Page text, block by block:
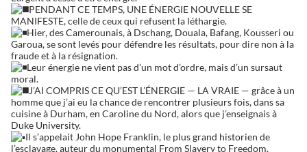
PENDANT CE TEMPS, UNE ÉNERGIE NOUVELLE SE
MANIFESTE, celle de ceux qui refusent la léthargie.
Hier, des Camerounais, à Dschang, Douala, Bafang, Kousseri ou
Garoua, se sont levés pour défendre les résultats, pour dire non à la
fraude et à la résignation.
Leur énergie ne vient pas d’un mot d’ordre, mais d’un sursaut
moral.
J’AI COMPRIS CE QU’EST L’ÉNERGIE — LA VRAIE — grâce à un
homme que j’ai eu la chance de rencontrer plusieurs fois, dans sa
cuisine à Durham, en Caroline du Nord, alors que j’enseignais à
Duke University.
Il s’appelait John Hope Franklin, le plus grand historien de
l’esclavage, auteur du monumental From Slavery to Freedom.